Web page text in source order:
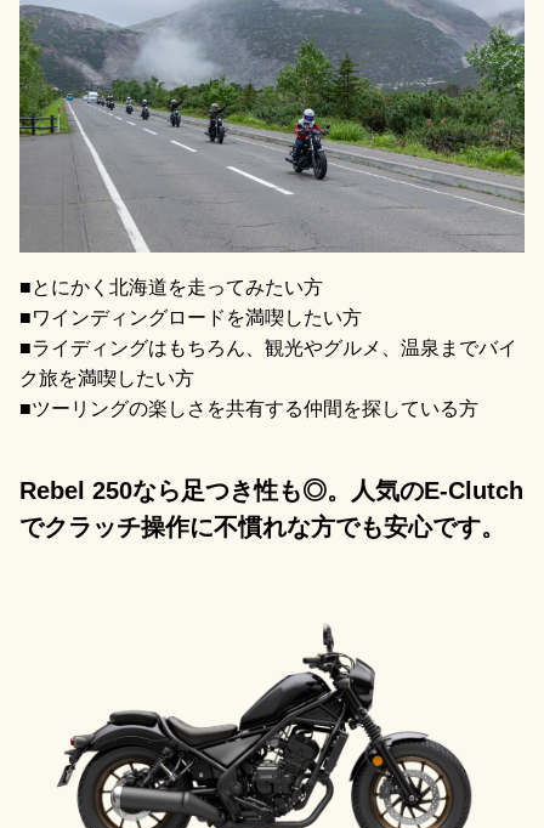
■とにかく北海道を走ってみたい方
■ワインディングロードを満喫したい方
■ライディングはもちろん、観光やグルメ、温泉までバイ
ク旅を満喫したい方
■ツーリングの楽しさを共有する仲間を探している方
Rebel 250なら足つき性も◎。人気のE-Clutch
でクラッチ操作に不慣れな方でも安心です。